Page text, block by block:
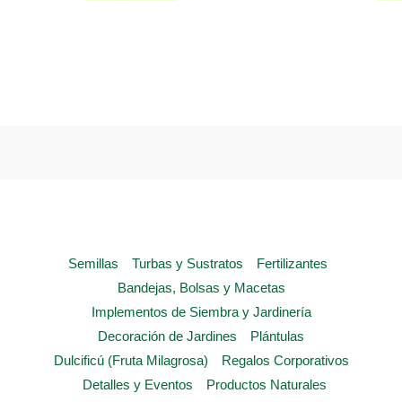
product
page
Semillas Turbas y Sustratos
Fertilizantes
Bandejas, Bolsas y Macetas
Implementos de Siembra y Jardinería
Decoración de Jardines
Plántulas
Dulcificú (Fruta Milagrosa)
Regalos Corporativos
Detalles y Eventos
Productos Naturales